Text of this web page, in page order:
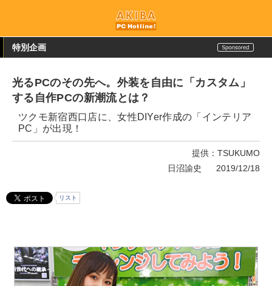
特別企画
光るPCのその先へ。外装を自由に「カスタム」
する自作PCの新潮流とは？
ツクモ新宿西口店に、女性DIYer作成の「インテリア
PC」が出現！
提供：TSUKUMO
日沼諭史
2019/12/18
リスト